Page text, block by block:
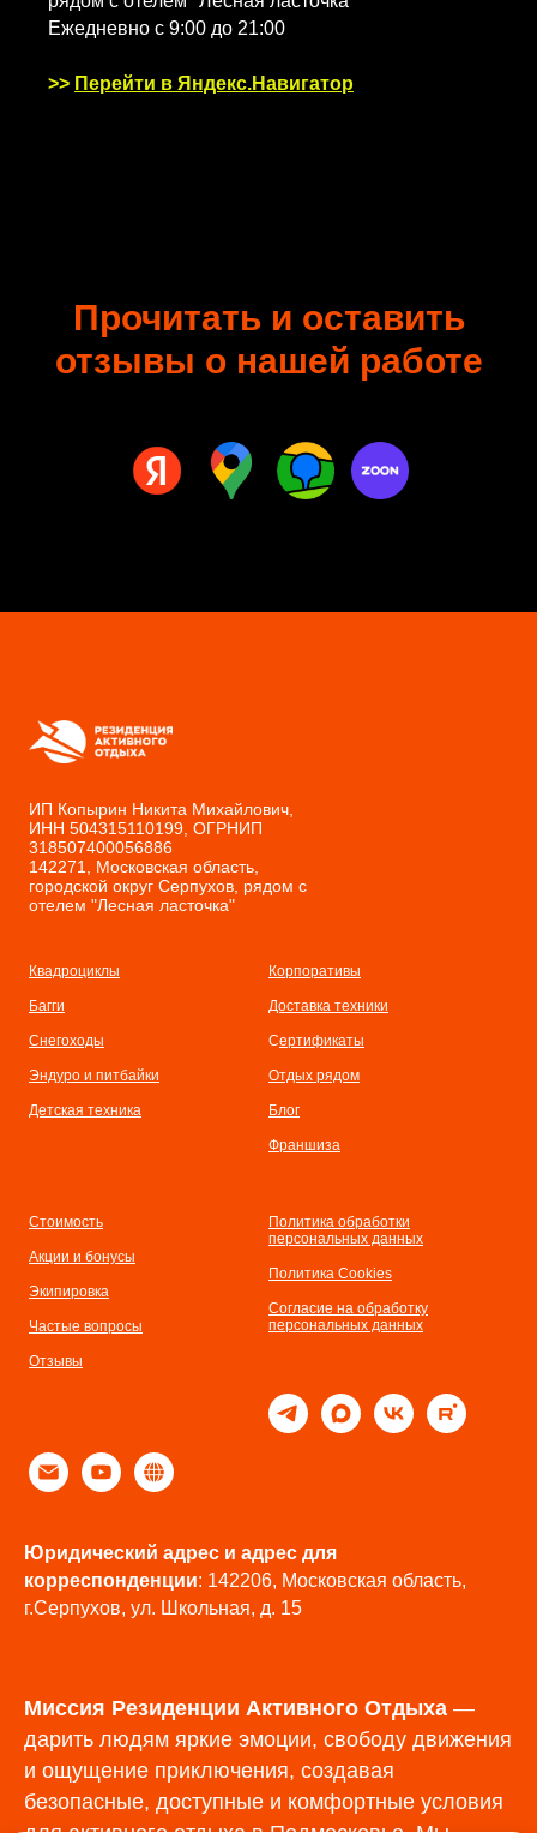
Ежедневно с 9:00 до 21:00
>> Перейти в Яндекс.Навигатор
Прочитать и оставить
отзывы о нашей работе
ИП Копырин Никита Михайлович,
ИНН 504315110199, ОГРНИП
318507400056886
142271, Московская область,
городской округ Серпухов, рядом с
отелем "Лесная ласточка"
Квадроциклы
Багги
Снегоходы
Эндуро и питбайки
Детская техника
Корпоративы
Доставка техники
Сертификаты
Отдых рядом
Блог
Франшиза
Стоимость
Акции и бонусы
Экипировка
Частые вопросы
Отзывы
Политика обработки
персональных данных
Политика Cookies
Согласие на обработку
персональных данных
Юридический адрес и адрес для
корреспонденции: 142206, Московская область,
г.Серпухов, ул. Школьная, д. 15
Миссия Резиденции Активного Отдыха —
дарить людям яркие эмоции, свободу движения
и ощущение приключения, создавая
безопасные, доступные и комфортные условия